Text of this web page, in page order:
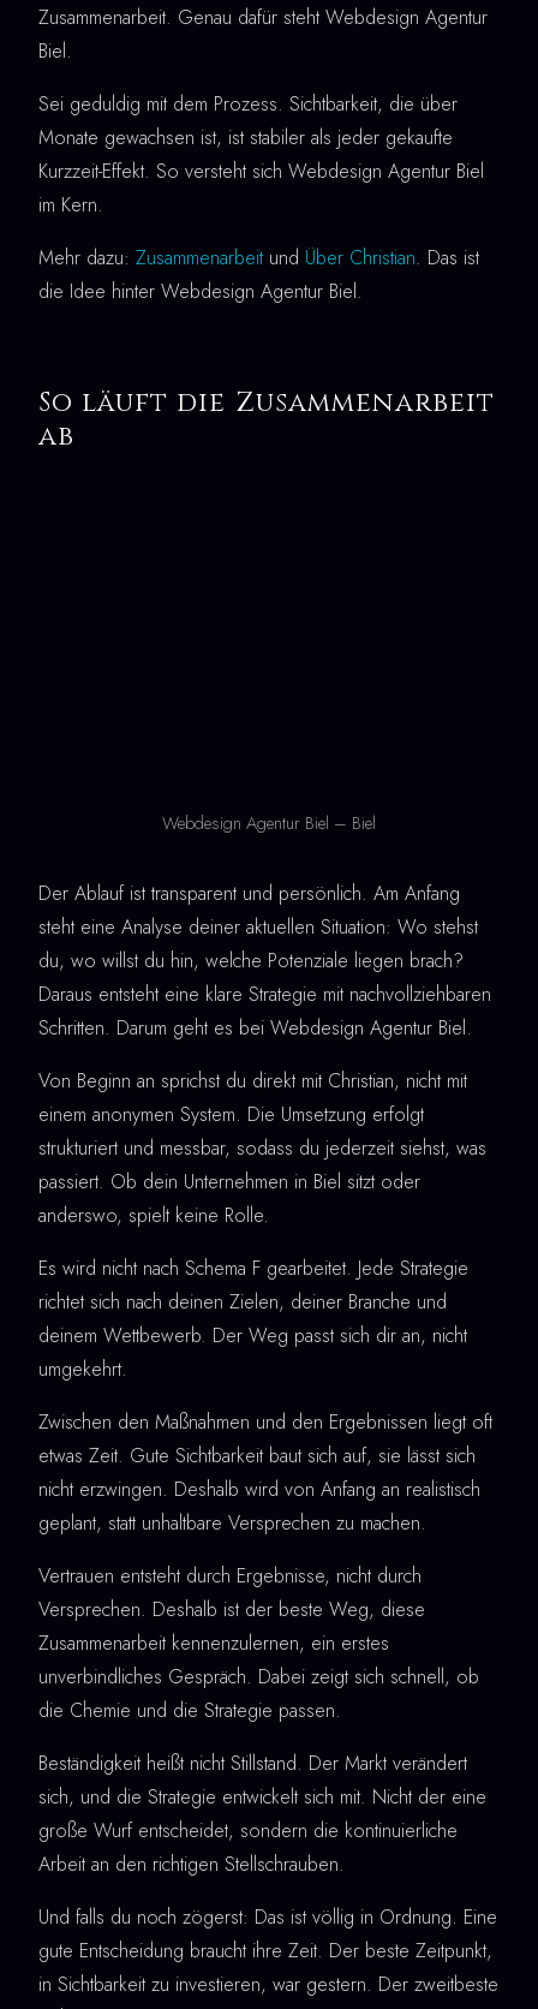
Zusammenarbeit. Genau dafür steht Webdesign Agentur
Biel.
Sei geduldig mit dem Prozess. Sichtbarkeit, die über
Monate gewachsen ist, ist stabiler als jeder gekaufte
Kurzzeit-Effekt. So versteht sich Webdesign Agentur Biel
im Kern.
Mehr dazu: Zusammenarbeit und Über Christian. Das ist
die Idee hinter Webdesign Agentur Biel.
So läuft die Zusammenarbeit
ab
Webdesign Agentur Biel – Biel
Der Ablauf ist transparent und persönlich. Am Anfang
steht eine Analyse deiner aktuellen Situation: Wo stehst
du, wo willst du hin, welche Potenziale liegen brach?
Daraus entsteht eine klare Strategie mit nachvollziehbaren
Schritten. Darum geht es bei Webdesign Agentur Biel.
Von Beginn an sprichst du direkt mit Christian, nicht mit
einem anonymen System. Die Umsetzung erfolgt
strukturiert und messbar, sodass du jederzeit siehst, was
passiert. Ob dein Unternehmen in Biel sitzt oder
anderswo, spielt keine Rolle.
Es wird nicht nach Schema F gearbeitet. Jede Strategie
richtet sich nach deinen Zielen, deiner Branche und
deinem Wettbewerb. Der Weg passt sich dir an, nicht
umgekehrt.
Zwischen den Maßnahmen und den Ergebnissen liegt oft
etwas Zeit. Gute Sichtbarkeit baut sich auf, sie lässt sich
nicht erzwingen. Deshalb wird von Anfang an realistisch
geplant, statt unhaltbare Versprechen zu machen.
Vertrauen entsteht durch Ergebnisse, nicht durch
Versprechen. Deshalb ist der beste Weg, diese
Zusammenarbeit kennenzulernen, ein erstes
unverbindliches Gespräch. Dabei zeigt sich schnell, ob
die Chemie und die Strategie passen.
Beständigkeit heißt nicht Stillstand. Der Markt verändert
sich, und die Strategie entwickelt sich mit. Nicht der eine
große Wurf entscheidet, sondern die kontinuierliche
Arbeit an den richtigen Stellschrauben.
Und falls du noch zögerst: Das ist völlig in Ordnung. Eine
gute Entscheidung braucht ihre Zeit. Der beste Zeitpunkt,
in Sichtbarkeit zu investieren, war gestern. Der zweitbeste